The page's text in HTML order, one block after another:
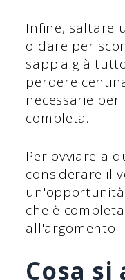
Infine, saltare
o dare per
sappia già
perdere
necessarie
completa.
Per ovviare a
considerare il
che è
all'argomento.
Cosa